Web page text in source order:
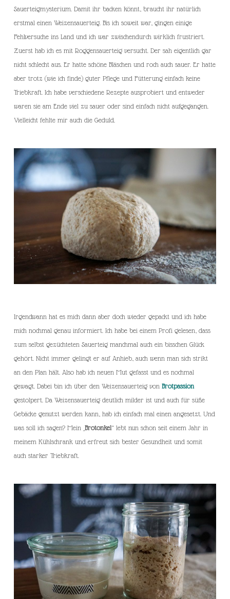
Sauerteigmysterium. Damit ihr backen könnt, braucht ihr natürlich
erstmal einen Weizensauerteig. Bis ich soweit war, gingen einige
Fehlversuche ins Land und ich war zwischendurch wirklich frustriert.
Zuerst hab ich es mit Roggensauerteig versucht. Der sah eigentlich gar
nicht schlecht aus. Er hatte schöne Bläschen und roch auch sauer. Er hatte
aber trotz (wie ich finde) guter Pflege und Fütterung einfach keine
Triebkraft. Ich habe verschiedene Rezepte ausprobiert und entweder
waren sie am Ende viel zu sauer oder sind einfach nicht aufgegangen.
Vielleicht fehlte mir auch die Geduld.
Irgendwann hat es mich dann aber doch wieder gepackt und ich habe
mich nochmal genau informiert. Ich habe bei einem Profi gelesen, dass
zum selbst gezüchteten Sauerteig manchmal auch ein bisschen Glück
gehört. Nicht immer gelingt er auf Anhieb, auch wenn man sich strikt
an den Plan hält. Also hab ich neuen Mut gefasst und es nochmal
gewagt. Dabei bin ich über den Weizensauerteig von Brotpassion
gestolpert. Da Weizensauerteig deutlich milder ist und auch für süße
Gebäcke genutzt werden kann, hab ich einfach mal einen angesetzt. Und
was soll ich sagen? Mein „ Brotonkel“ lebt nun schon seit einem Jahr in
meinem Kühlschrank und erfreut sich bester Gesundheit und somit
auch starker Triebkraft.